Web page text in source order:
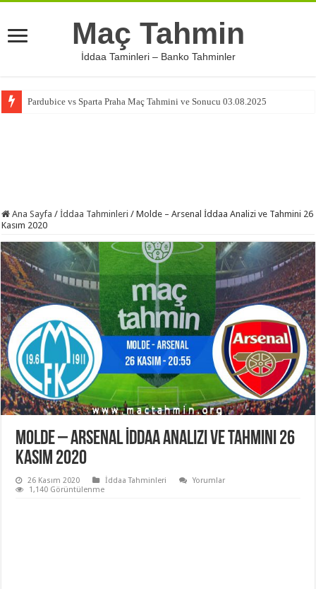
Maç Tahmin
İddaa Taminleri – Banko Tahminler
Pardubice vs Sparta Praha Maç Tahmini ve Sonucu 03.08.2025
Ana Sayfa / İddaa Tahminleri / Molde – Arsenal İddaa Analizi ve Tahmini 26
Kasım 2020
Molde – Arsenal İddaa Analizi ve Tahmini 26
Kasım 2020
26 Kasım 2020 İddaa Tahminleri
Yorumlar
1,140 Görüntülenme